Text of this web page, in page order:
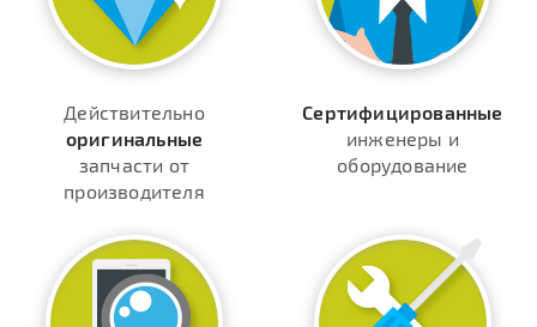
Действительно
оригинальные
запчасти от
производителя
Сертифицированные
инженеры и
оборудование